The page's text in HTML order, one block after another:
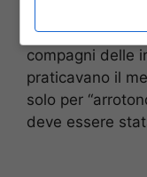
su un costo
prestazione.
compagni delle
praticavano il
solo per
deve essere